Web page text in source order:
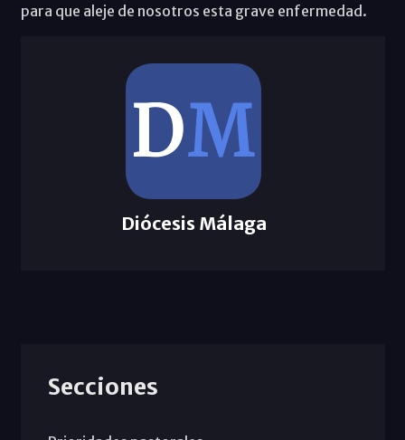
para que aleje de nosotros esta grave enfermedad.
Diócesis Málaga
Secciones